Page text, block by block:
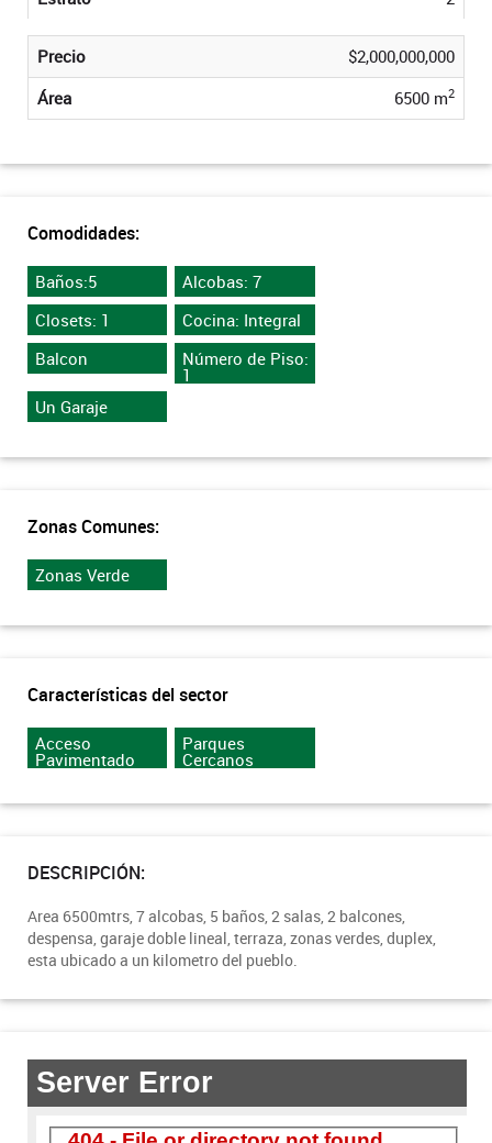
Precio
$2,000,000,000
Área
6500 m2
Comodidades:
Baños:5
Alcobas: 7
Closets: 1
Cocina: Integral
Balcon
Número de Piso:
1
Un Garaje
Zonas Comunes:
Zonas Verde
Características del sector
Acceso
Pavimentado
Parques
Cercanos
DESCRIPCIÓN:
Area 6500mtrs, 7 alcobas, 5 baños, 2 salas, 2 balcones,
despensa, garaje doble lineal, terraza, zonas verdes, duplex,
esta ubicado a un kilometro del pueblo.